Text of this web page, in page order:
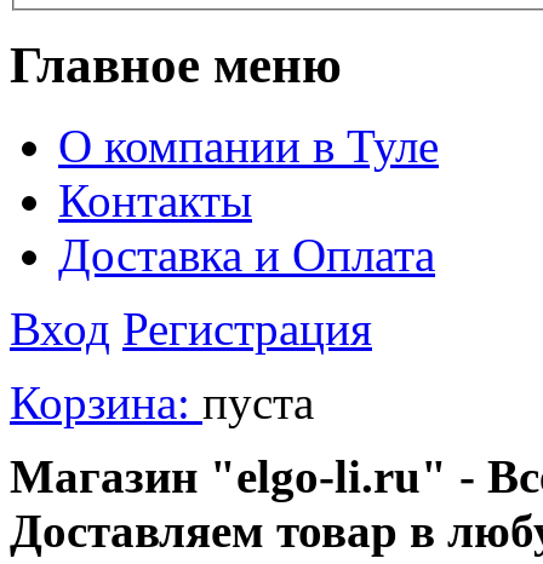
Главное меню
О компании в Туле
Контакты
Доставка и Оплата
Вход Регистрация
Корзина: пуста
Магазин "elgo-li.ru" -
Доставляем товар в